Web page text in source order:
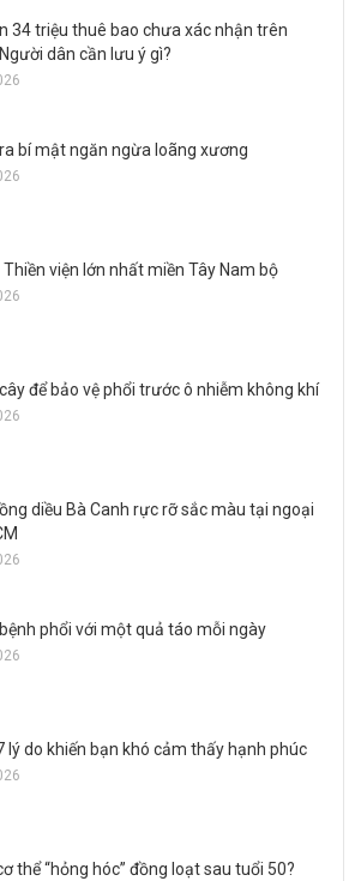
34 triệu thuê bao chưa xác nhận trên
dân cần lưu ý gì?
bí mật ngăn ngừa loãng xương
Thiền viện lớn nhất miền Tây Nam bộ
để bảo vệ phổi trước ô nhiễm không khí
diều Bà Canh rực rỡ sắc màu tại ngoại
phổi với một quả táo mỗi ngày
lý do khiến bạn khó cảm thấy hạnh phúc
thể “hỏng hóc” đồng loạt sau tuổi 50?